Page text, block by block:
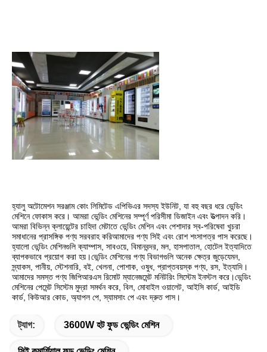
হ্যালু অটোমেশন সরঞ্জাম কোং লিমিটেড এপিভিএর সদস্য ইউনিট, যা বহু বছর ধরে ভেন্ডিং
মেশিনে ফোকাস করে। আমরা ভেন্ডিং মেশিনের সম্পূর্ণ পরিসীমা ডিজাইন এবং উত্পাদন করি।
আমরা বিভিন্ন ক্লায়েন্টের চাহিদা মেটাতে ভেন্ডিং মেশিন এবং পেশাদার স্ব-পরিষেবা খুচরা
সমাধানের প্রাসঙ্গিক পণ্য সরবরাহ করিআমাদের পণ্য সিই এবং রোশ শংসাপত্র পাস করেছে।
হ্যালো ভেন্ডিং মেশিনগুলি ক্যাম্পাস, সাবওয়ে, বিমানবন্দর, মল, হাসপাতাল, হোটেল ইত্যাদিতে
ব্যাপকভাবে প্রয়োগ করা হয়।ভেন্ডিং মেশিনের পণ্য বিভাগগুলি অনেক ক্ষেত্র জুড়েযেমন,
স্ন্যাকস, পানীয়, স্টেশনারি, বই, খেলনা, পোশাক, ওষুধ, প্রাপ্তবয়স্ক পণ্য, রস, ইত্যাদি।
আমাদের সমস্ত পণ্য জিপিআরএস রিমোট ম্যানেজমেন্ট মনিটরিং সিস্টেম ইনস্টল করে।ভেন্ডিং
মেশিনের পেমেন্ট সিস্টেম মুদ্রা সমর্থন করে, বিল, মোবাইল ওয়ালেট, আইসি কার্ড, আইডি
কার্ড, কিউআর কোড, অ্যাপল পে, স্যামসাং পে এবং দ্রুত পাস।
ট্যাগ: 3600W হট ফুড ভেন্ডিং মেশিন